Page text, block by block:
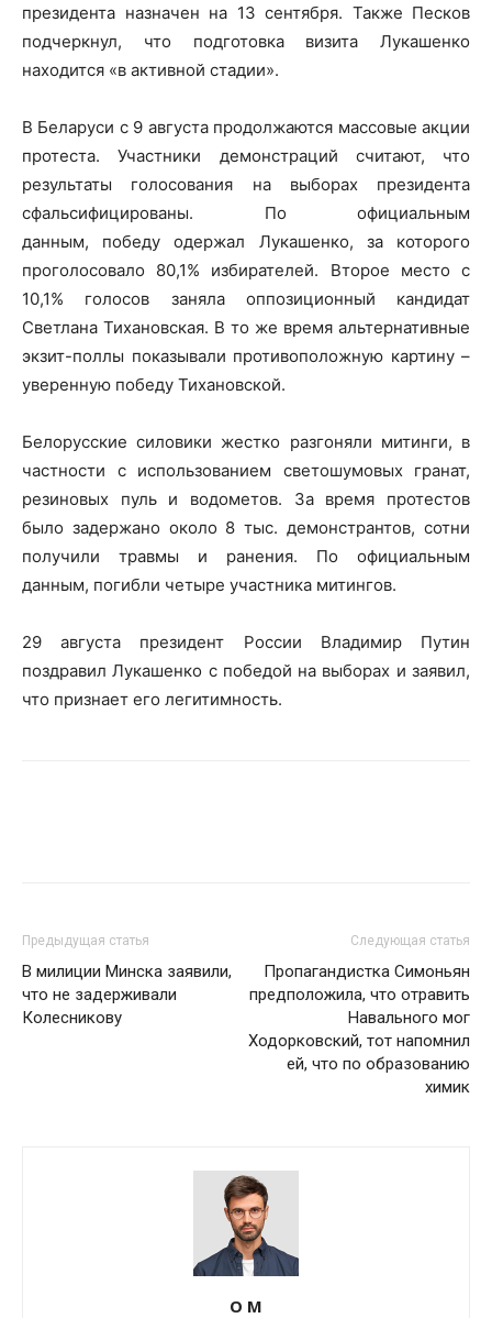
президента назначен на 13 сентября. Также Песков
подчеркнул, что подготовка визита Лукашенко
находится «в активной стадии».
В Беларуси с 9 августа продолжаются массовые акции
протеста. Участники демонстраций считают, что
результаты голосования на выборах президента
сфальсифицированы. По официальным
данным, победу одержал Лукашенко, за которого
проголосовало 80,1% избирателей. Второе место с
10,1% голосов заняла оппозиционный кандидат
Светлана Тихановская. В то же время альтернативные
экзит-поллы показывали противоположную картину –
уверенную победу Тихановской.
Белорусские силовики жестко разгоняли митинги, в
частности с использованием светошумовых гранат,
резиновых пуль и водометов. За время протестов
было задержано около 8 тыс. демонстрантов, сотни
получили травмы и ранения. По официальным
данным, погибли четыре участника митингов.
29 августа президент России Владимир Путин
поздравил Лукашенко с победой на выборах и заявил,
что признает его легитимность.
Предыдущая статья
В милиции Минска заявили,
что не задерживали
Колесникову
Следующая статья
Пропагандистка Симоньян
предположила, что отравить
Навального мог
Ходорковский, тот напомнил
ей, что по образованию
химик
О М